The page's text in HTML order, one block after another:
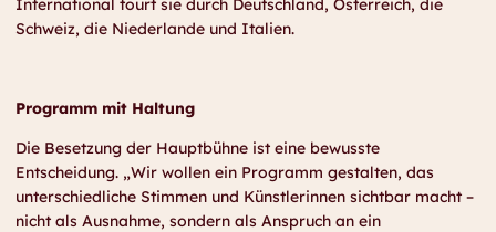
International tourt sie durch Deutschland, Österreich, die
Schweiz, die Niederlande und Italien.
Programm mit Haltung
Die Besetzung der Hauptbühne ist eine bewusste
Entscheidung. „Wir wollen ein Programm gestalten, das
unterschiedliche Stimmen und Künstlerinnen sichtbar macht –
nicht als Ausnahme, sondern als Anspruch an ein